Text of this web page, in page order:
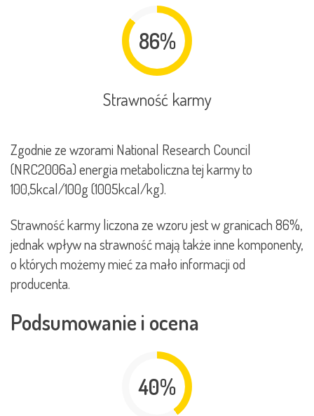
86%
Strawność karmy
Zgodnie ze wzorami National Research Council
(NRC2006a) energia metaboliczna tej karmy to
100,5kcal/100g (1005kcal/kg).
Strawność karmy liczona ze wzoru jest w granicach 86%,
jednak wpływ na strawność mają także inne komponenty,
o których możemy mieć za mało informacji od
producenta.
Podsumowanie i ocena
40%